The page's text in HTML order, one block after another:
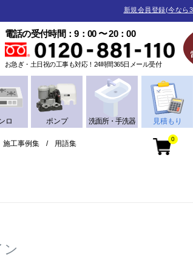
新規会員登録(今なら
電話の受付時間：9：00 〜 20：00
お急ぎ・土日祝の工事も対応！24時間365日メール受付
ロ ポンプ 洗面所・手洗器 見積もり
施工事例集 用語集
0
ン